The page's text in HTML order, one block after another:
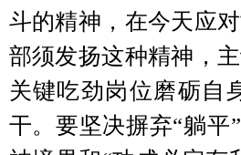
斗的精神，在今天应
部须发扬这种精神，
关键吃劲岗位磨砺自
干。要坚决摒弃“躺平